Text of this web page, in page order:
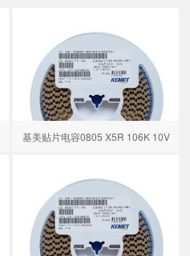
基美贴片电容0805 X5R 106K 10V